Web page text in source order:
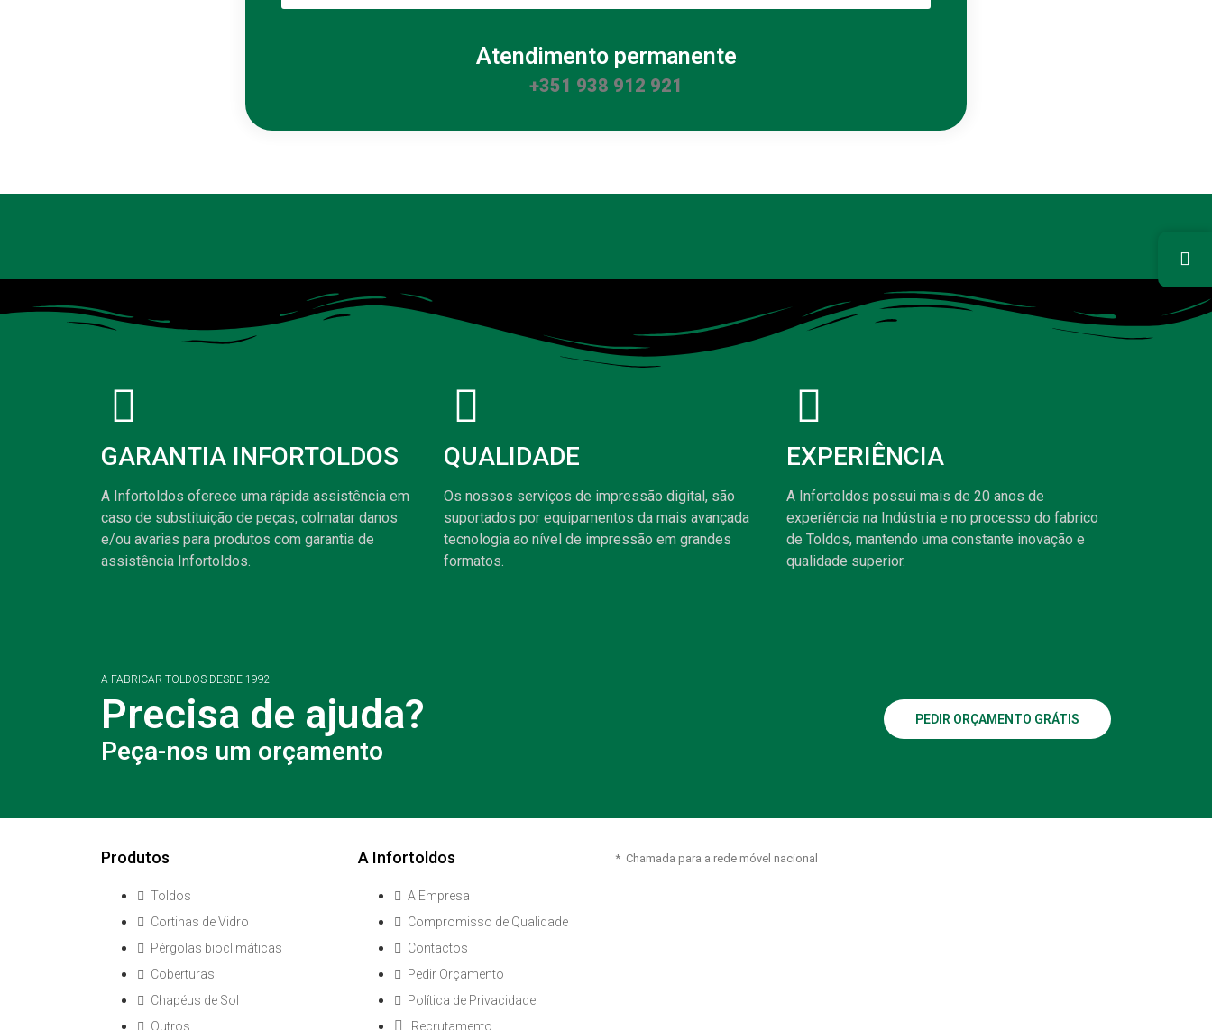
Atendimento permanente
+351 938 912 921
GARANTIA INFORTOLDOS
A Infortoldos oferece uma rápida assistência em
caso de substituição de peças, colmatar danos
e/ou avarias para produtos com garantia de
assistência Infortoldos.
QUALIDADE
Os nossos serviços de impressão digital, são
suportados por equipamentos da mais avançada
tecnologia ao nível de impressão em grandes
formatos.
EXPERIÊNCIA
A Infortoldos possui mais de 20 anos de
experiência na Indústria e no processo do fabrico
de Toldos, mantendo uma constante inovação e
qualidade superior.
A FABRICAR TOLDOS DESDE 1992
Precisa de ajuda?
Peça-nos um orçamento
PEDIR ORÇAMENTO GRÁTIS
Produtos
Toldos
Cortinas de Vidro
Pérgolas bioclimáticas
Coberturas
Chapéus de Sol
Outros
A Infortoldos
A Empresa
Compromisso de Qualidade
Contactos
Pedir Orçamento
Política de Privacidade
Recrutamento
* Chamada para a rede móvel nacional